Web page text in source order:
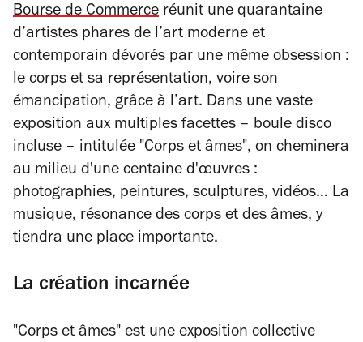
Bourse de Commerce réunit une quarantaine
d’artistes phares de l’art moderne et
contemporain dévorés par une même obsession :
le corps et sa représentation, voire son
émancipation, grâce à l’art. Dans une vaste
exposition aux multiples facettes – boule disco
incluse – intitulée "Corps et âmes", on cheminera
au milieu d'une centaine d'œuvres :
photographies, peintures, sculptures, vidéos… La
musique, résonance des corps et des âmes, y
tiendra une place importante.
La création incarnée
"Corps et âmes" est une exposition collective